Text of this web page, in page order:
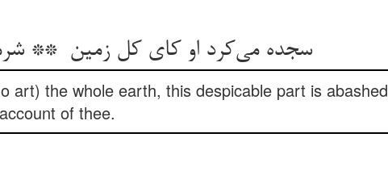
سجده می‌کرد او کای کل زمین ** شرمسارست از تو این جزو مهین
art) the whole earth, this despicable part is abashed
of thee.